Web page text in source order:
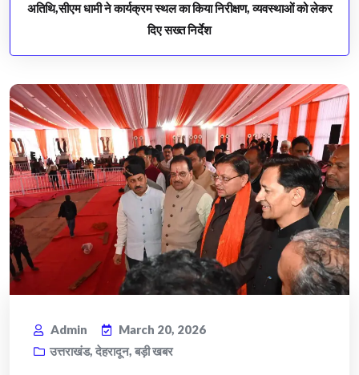
अतिथि,सीएम धामी ने कार्यक्रम स्थल का किया निरीक्षण, व्यवस्थाओं को लेकर
दिए सख्त निर्देश
Admin
March 20, 2026
उत्तराखंड, देहरादून, बड़ी खबर